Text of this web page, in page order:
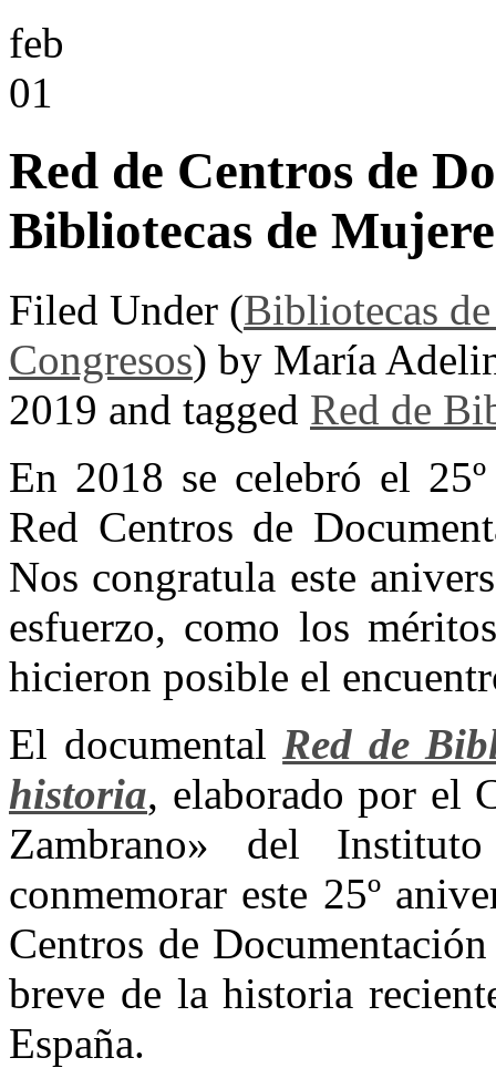
feb
01
Red de Centros de
Bibliotecas de
Filed Under (Bibliotecas
Congresos) by María
2019 and tagged Red de
En 2018 se celebró el
Red Centros de
Nos congratula este
esfuerzo, como los
hicieron posible el
El documentalRed de
historia, elaborado por el
Zambrano» del
conmemorar este 25º
Centros de
breve de la historia
España.